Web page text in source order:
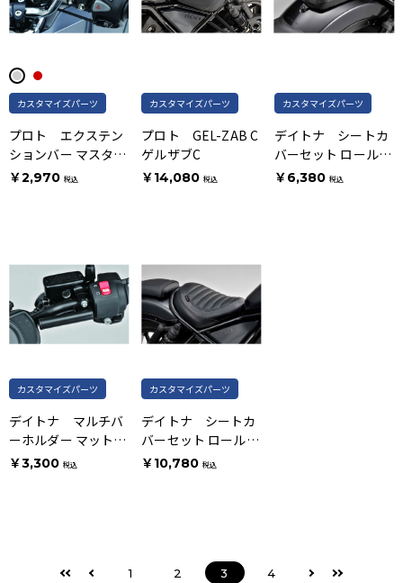
カスタマイズパーツ
プロト エクステン
ションバー マスター
クランプ ガンメタ
￥2,970 税込
カスタマイズパーツ
プロト GEL-ZAB C
ゲルザブC
￥14,080 税込
カスタマイズパーツ
デイトナ シートカ
バーセット ロール
サイド部プレーンリ
￥6,380 税込
カスタマイズパーツ
デイトナ マルチバ
ーホルダー マットブ
ラック
￥3,300 税込
カスタマイズパーツ
デイトナ シートカ
バーセット ロール
サイド部プレーンフ
￥10,780 税込
1 2 3 4